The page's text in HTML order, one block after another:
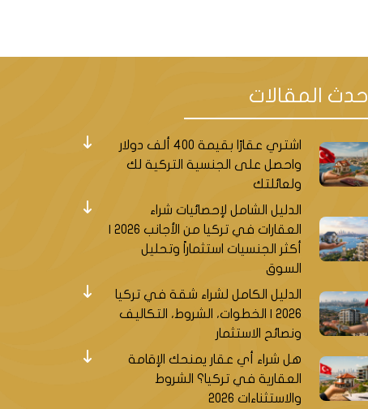
أحدث المقالات
اشتري عقارًا بقيمة 400 ألف دولار
واحصل على الجنسية التركية لك
ولعائلتك
الدليل الشامل لإحصائيات شراء
العقارات في تركيا من الأجانب 2026 |
أكثر الجنسيات استثماراً وتحليل
السوق
الدليل الكامل لشراء شقة في تركيا
2026 | الخطوات، الشروط، التكاليف
ونصائح الاستثمار
هل شراء أي عقار يمنحك الإقامة
العقارية في تركيا؟ الشروط
والاستثناءات 2026